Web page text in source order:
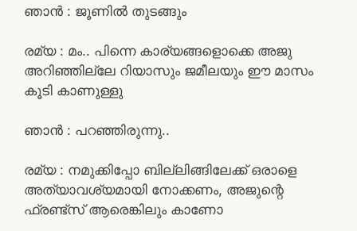
ഞാൻ : ജൂണിൽ തുടങ്ങും
രമ്യ : മം.. പിന്നെ കാര്യങ്ങളൊക്കെ അജു
അറിഞ്ഞില്ലേ റിയാസും ജമീലയും ഈ മാസം
കൂടി കാണുള്ളു
ഞാൻ : പറഞ്ഞിരുന്നു..
രമ്യ : നമുക്കിപ്പോ ബില്ലിങ്ങിലേക്ക് ഒരാളെ
അത്യാവശ്യമായി നോക്കണം, അജുന്റെ
ഫ്രണ്ട്സ്‌ ആരെങ്കിലും കാണോ